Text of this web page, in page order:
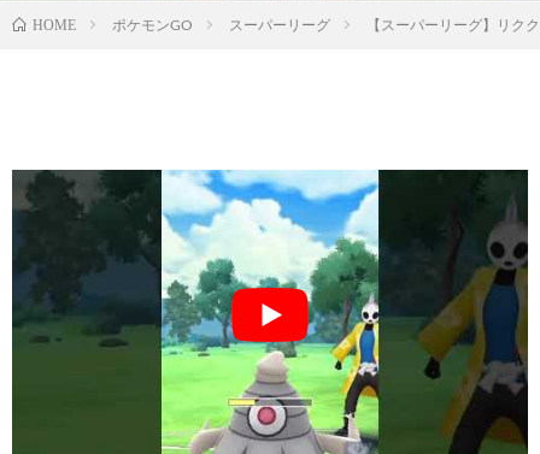
HOME ポケモンGO スーパーリーグ 【スーパーリーグ】リク